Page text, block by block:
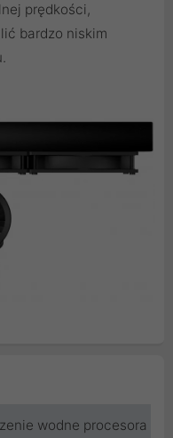
prędkości,
bardzo niskim
wodne procesora